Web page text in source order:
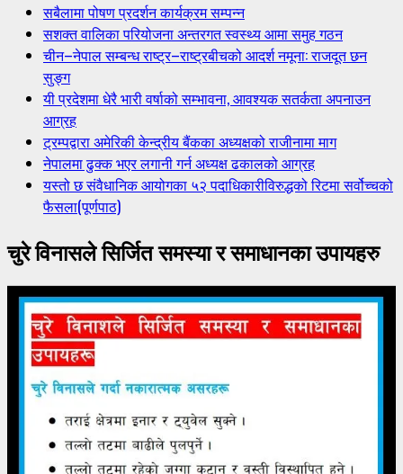
सबैलामा पोषण प्रदर्शन कार्यक्रम सम्पन्न
सशक्त वालिका परियोजना अन्तरगत स्वस्थ्य आमा समुह गठन
चीन–नेपाल सम्बन्ध राष्ट्र–राष्ट्रबीचको आदर्श नमूना: राजदूत छन
सुङ्ग
यी प्रदेशमा धेरै भारी वर्षाको सम्भावना, आवश्यक सतर्कता अपनाउन
आग्रह
ट्रम्पद्वारा अमेरिकी केन्द्रीय बैंकका अध्यक्षको राजीनामा माग
नेपालमा ढुक्क भएर लगानी गर्न अध्यक्ष ढकालको आग्रह
यस्तो छ संवैधानिक आयोगका ५२ पदाधिकारीविरुद्धको रिटमा सर्वोच्चको
फैसला(पूर्णपाठ)
चुरे विनासले सिर्जित समस्या र समाधानका उपायहरु